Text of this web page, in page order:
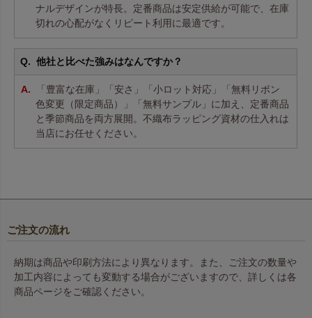
ナルデザインが特長。定番商品は安定供給が可能で、在庫
切れの心配がなくリピート利用に最適です。
他社と比べた強みはなんですか？
「豊富な在庫」「安さ」「小ロット対応」「無料リボン
色変更（限定商品）」「無料サンプル」に加え、定番商品
と季節商品を両方展開。不織布ラッピング資材の仕入れは
当店にお任せください。
ご注文の流れ
納期は商品や印刷方法により異なります。また、ご注文の数量や
加工内容によっても変動する場合がございますので、詳しくは各
商品ページをご確認ください。